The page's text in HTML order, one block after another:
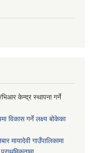
केन्द्र स्थापना गर्ने
विकास गर्ने लक्ष्य बोकेका
मायादेवी गाउँपालिकामा